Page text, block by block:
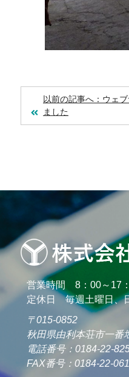
以前の記事へ：ウェ
ました
営業時間 8：00～17
定休日 毎週土曜日、
〒015-0852
秋田県由利本荘市一番
電話番号：0184-22-
FAX番号：0184-22-